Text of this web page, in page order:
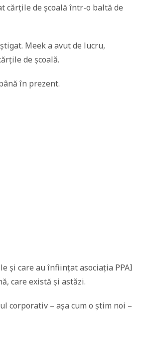
cărțile de școală într-o baltă de
Meek a avut de lucru,
de școală.
în prezent.
și care au înființat asociația PPAI
care există și astăzi.
corporativ – așa cum o știm noi –